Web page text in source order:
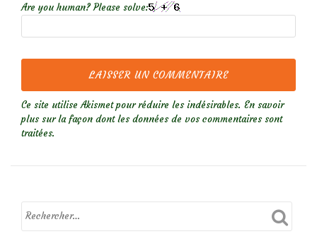
Are you human? Please solve:
Ce site utilise Akismet pour réduire les indésirables. En savoir
plus sur la façon dont les données de vos commentaires sont
traitées.